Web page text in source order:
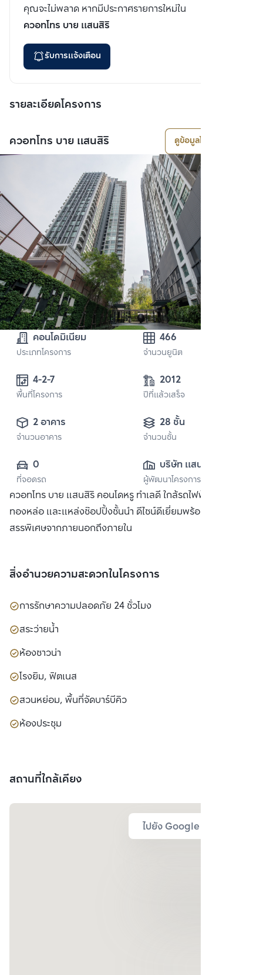
คุณจะไม่พลาด หากมีประกาศรายการใหม่ใน
ควอทโทร บาย แสนสิริ
รับการแจ้งเตือน
รายละเอียดโครงการ
ควอทโทร บาย แสนสิริ ดูข้อมูลโครงการ
คอนโดมิเนียม
ประเภทโครงการ
466
จำนวนยูนิต
4-2-7
พื้นที่โครงการ
2012
ปีที่แล้วเสร็จ
2 อาคาร
จำนวนอาคาร
28 ชั้น
จำนวนชั้น
0
ที่จอดรถ
บริษัท แสนสิริ
จำกัด (มหาชน)
ผู้พัฒนาโครงการ
ควอทโทร บาย แสนสิริ คอนโดหรู ทำเลดี ใกล้รถไฟฟ้า BTS
ทองหล่อ และแหล่งช๊อปปิ้งชั้นนำ ดีไซน์ดีเยี่ยมพร้อมวัสดุที่คัด
สรรพิเศษจากภายนอกถึงภายใน
สิ่งอำนวยความสะดวกในโครงการ
การรักษาความปลอดภัย 24 ชั่วโมง
สระว่ายน้ำ
ห้องซาวน่า
โรงยิม, ฟิตเนส
สวนหย่อม, พื้นที่จัดบาร์บีคิว
ห้องประชุม
สถานที่ใกล้เคียง
ไปยัง Google Map